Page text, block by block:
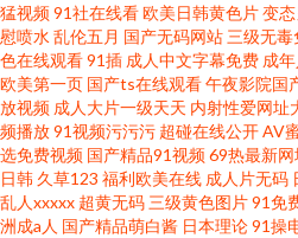
猛视频91社在线看欧美日韩黄色片变
慰喷水 乱伦五月 国产无码网站 三级无毒
色在线观看91插 成人中文字幕免费 成
欧美第一页 国产ts在线观看午夜影院国
放视频 成人大片一级天天 内射性爱网址
频播放91视频污污污 超碰在线公开AV
选免费视频 国产精品91视频69热最新网
日韩 久草123 福利欧美在线 成人片无码
乱人xxxxx 超黄无码 三级黄色图片91免
洲成a人 国产精品萌白酱 日本理论91操